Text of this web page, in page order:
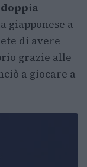
giapponese a
di avere
grazie alle
a giocare a